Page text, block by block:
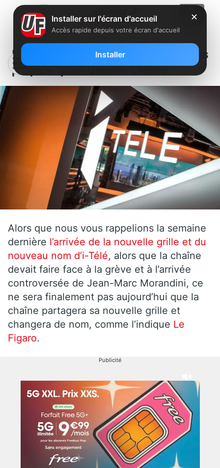
I-Télé devra attendre “un climat plus
propice” pour devenir CNews
Alors que nous vous rappelions la semaine
dernière l’arrivée de la nouvelle grille et du
nouveau nom d’i-Télé, alors que la chaîne
devait faire face à la grève et à l’arrivée
controversée de Jean-Marc Morandini, ce
ne sera finalement pas aujourd’hui que la
chaîne partagera sa nouvelle grille et
changera de nom, comme l’indique Le
Figaro.
Publicité
✕
Installer sur l'écran d'accueil
Accès rapide depuis votre écran d'accueil
Installer